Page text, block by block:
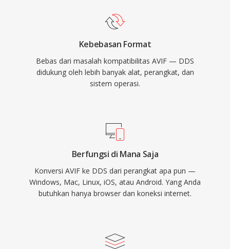
Kebebasan Format
Bebas dari masalah kompatibilitas AVIF — DDS
didukung oleh lebih banyak alat, perangkat, dan
sistem operasi.
Berfungsi di Mana Saja
Konversi AVIF ke DDS dari perangkat apa pun —
Windows, Mac, Linux, iOS, atau Android. Yang Anda
butuhkan hanya browser dan koneksi internet.